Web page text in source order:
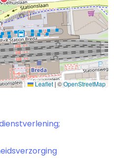
Leaflet| ©OpenStreetMap